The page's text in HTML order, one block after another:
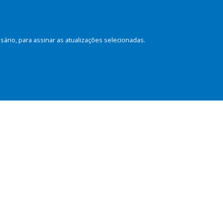
para assinar as atualizações selecionadas.